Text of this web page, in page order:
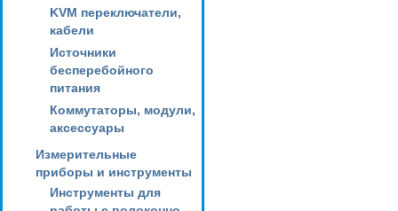
KVM переключатели,
кабели
Источники
бесперебойного
питания
Коммутаторы, модули,
аксессуары
Измерительные
приборы и инструменты
Инструменты для